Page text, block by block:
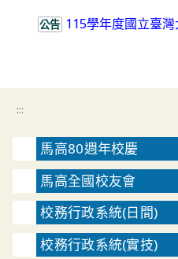
公告 115學年度國立臺
:::
馬高80週年校慶
馬高全國校友會
校務行政系統(日間)
校務行政系統(實技)